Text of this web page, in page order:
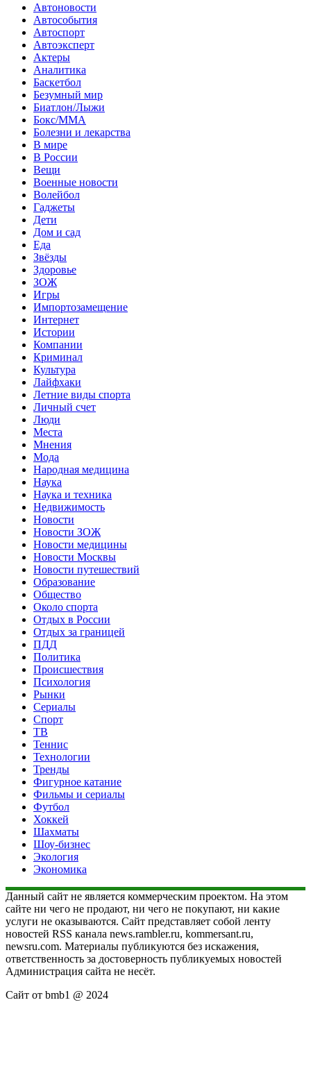
Автоновости
Автособытия
Автоспорт
Автоэксперт
Актеры
Аналитика
Баскетбол
Безумный мир
Биатлон/Лыжи
Бокс/MMA
Болезни и лекарства
В мире
В России
Вещи
Военные новости
Волейбол
Гаджеты
Дети
Дом и сад
Еда
Звёзды
Здоровье
ЗОЖ
Игры
Импортозамещение
Интернет
Истории
Компании
Криминал
Культура
Лайфхаки
Летние виды спорта
Личный счет
Люди
Места
Мнения
Мода
Народная медицина
Наука
Наука и техника
Недвижимость
Новости
Новости ЗОЖ
Новости медицины
Новости Москвы
Новости путешествий
Образование
Общество
Около спорта
Отдых в России
Отдых за границей
ПДД
Политика
Происшествия
Психология
Рынки
Сериалы
Спорт
ТВ
Теннис
Технологии
Тренды
Фигурное катание
Фильмы и сериалы
Футбол
Хоккей
Шахматы
Шоу-бизнес
Экология
Экономика
Данный сайт не является коммерческим проектом. На этом
сайте ни чего не продают, ни чего не покупают, ни какие
услуги не оказываются. Сайт представляет собой ленту
новостей RSS канала news.rambler.ru, kommersant.ru,
newsru.com. Материалы публикуются без искажения,
ответственность за достоверность публикуемых новостей
Администрация сайта не несёт.
Сайт от bmb1 @ 2024